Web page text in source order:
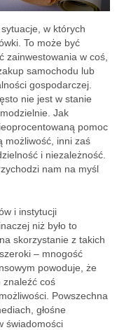
w których
To może być
zainwestowania w coś,
samochodu lub
gospodarczej.
nie jest w stanie
Jak
pomoc
możliwość, inni zaś
i niezależność.
nam na myśl
i instytucji
niż było to
skorzystanie z takich
– mnogość
powoduje, że
znaleźć coś
Powszechna
głośne
świadomości